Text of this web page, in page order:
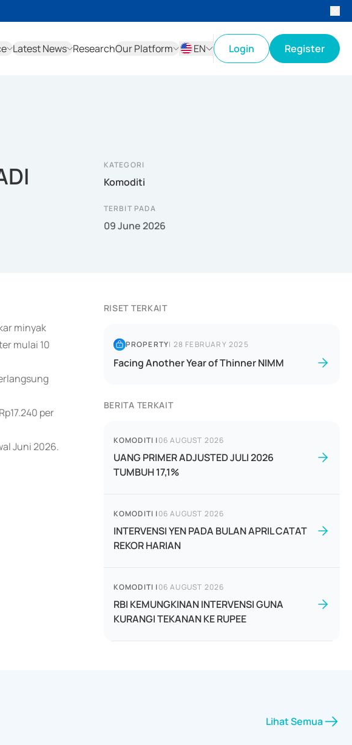
Latest News ResearchOur Platform
EN
Login Register
KATEGORI
Komoditi
TERBIT PADA
09 June 2026
minyak
mulai 10
per
Juni 2026.
RISET TERKAIT
PROPERTY| 28 FEBRUARY 2025
Facing Another Year of Thinner NIMM
BERITA TERKAIT
KOMODITI |06 AUGUST 2026
UANG PRIMER ADJUSTED JULI 2026
TUMBUH 17,1%
KOMODITI |06 AUGUST 2026
INTERVENSI YEN PADA BULAN APRIL CATAT
REKOR HARIAN
KOMODITI |06 AUGUST 2026
RBI KEMUNGKINAN INTERVENSI GUNA
KURANGI TEKANAN KE RUPEE
Lihat Semua